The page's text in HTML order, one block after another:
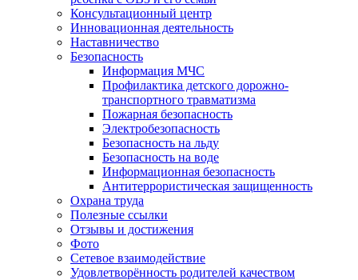
Консультационный центр
Инновационная деятельность
Наставничество
Безопасность
Информация МЧС
Профилактика детского дорожно-
транспортного травматизма
Пожарная безопасность
Электробезопасность
Безопасность на льду
Безопасность на воде
Информационная безопасность
Антитеррористическая защищенность
Охрана труда
Полезные ссылки
Отзывы и достижения
Фото
Сетевое взаимодействие
Удовлетворённость родителей качеством